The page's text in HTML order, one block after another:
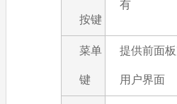
按键
有
菜单
键
提供前面
用户界面